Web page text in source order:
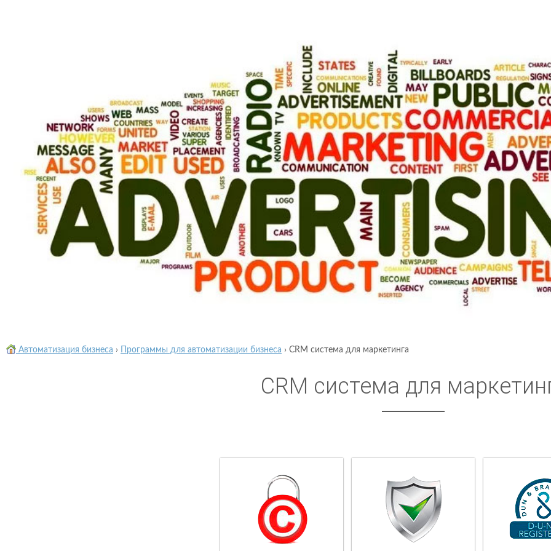
Автоматизация бизнеса › Программы для автоматизации бизнеса › CRM система для маркетинга
CRM система для